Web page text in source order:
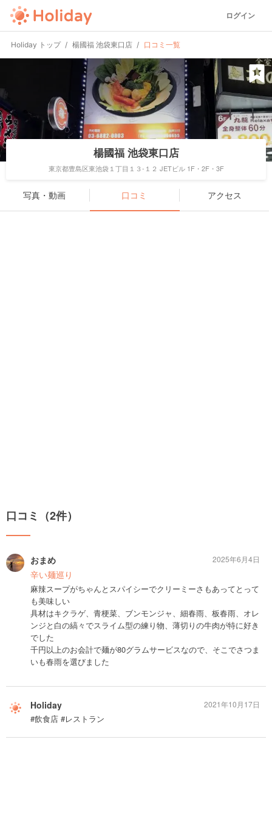
ログイン
Holiday トップ 楊國福 池袋東口店 口コミ一覧
楊國福 池袋東口店
東京都豊島区東池袋１丁目１３-１２ JETビル 1F・2F・3F
写真・動画 口コミ アクセス
口コミ（2件）
おまめ
辛い麺巡り
麻辣スープがちゃんとスパイシーでクリーミーさもあってとって
も美味しい
具材はキクラゲ、青梗菜、ブンモンジャ、細春雨、板春雨、オレ
ンジと白の縞々でスライム型の練り物、薄切りの牛肉が特に好き
でした
千円以上のお会計で麺が80グラムサービスなので、そこでさつま
いも春雨を選びました
2025年6月4日
Holiday
#飲食店 #レストラン
2021年10月17日